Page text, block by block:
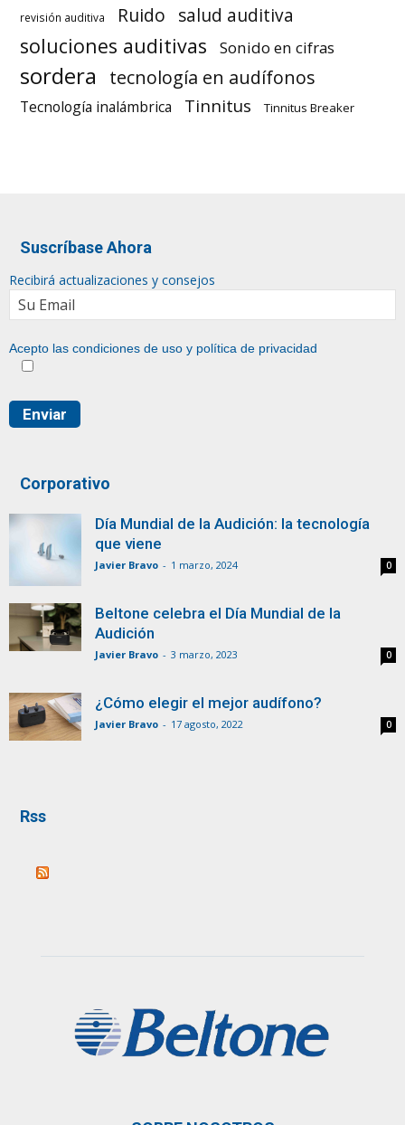
revisión auditiva Ruido salud auditiva
soluciones auditivas Sonido en cifras
sordera tecnología en audífonos
Tecnología inalámbrica Tinnitus Tinnitus Breaker
Suscríbase Ahora
Recibirá actualizaciones y consejos
Acepto las condiciones de uso y política de privacidad
Corporativo
Día Mundial de la Audición: la tecnología
que viene
Javier Bravo - 1 marzo, 2024 0
Beltone celebra el Día Mundial de la
Audición
Javier Bravo - 3 marzo, 2023 0
¿Cómo elegir el mejor audífono?
Javier Bravo - 17 agosto, 2022 0
Rss